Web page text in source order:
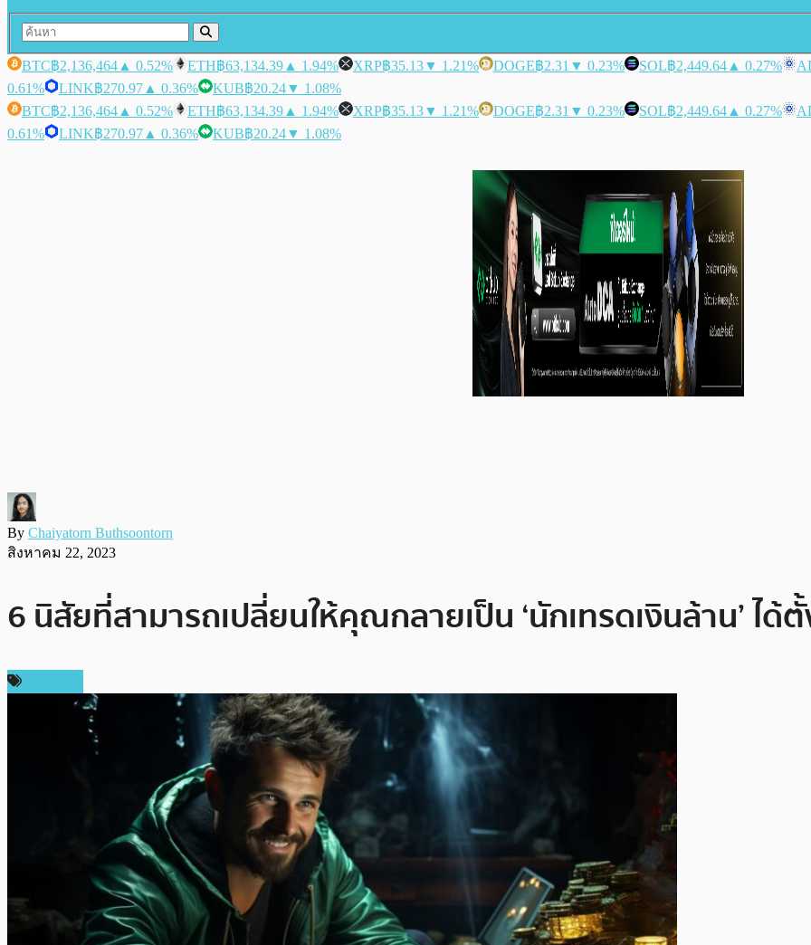
BTC฿2,136,464 ▲ 0.52% ETH฿63,134.39 ▲ 1.94% XRP฿35.13▼ 1.21% DOGE฿2.31 ▼ 0.23% SOL฿2,449.64 ▲ 0.27%
0.61%
LINK฿270.97 ▲ 0.36% KUB฿20.24▼ 1.08%
BTC฿2,136,464 ▲ 0.52% ETH฿63,134.39 ▲ 1.94% XRP฿35.13▼ 1.21% DOGE฿2.31 ▼ 0.23% SOL฿2,449.64 ▲ 0.27%
0.61%
LINK฿270.97 ▲ 0.36% KUB฿20.24▼ 1.08%
By Chaiyatorn Buthsoontorn
สิงหาคม 22, 2023
6 นิสัยที่สามารถเปลี่ยนให้คุณกลายเป็น ‘นักเทรดเงินล้าน’ ไ